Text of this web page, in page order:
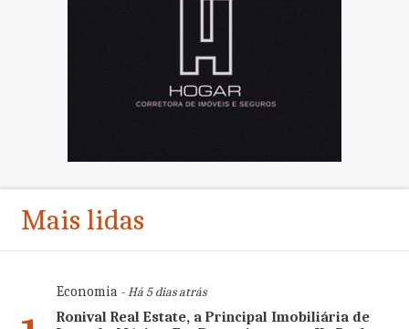
Mais lidas
Economia- Há 5 dias atrás
Ronival Real Estate, a Principal Imobiliária de